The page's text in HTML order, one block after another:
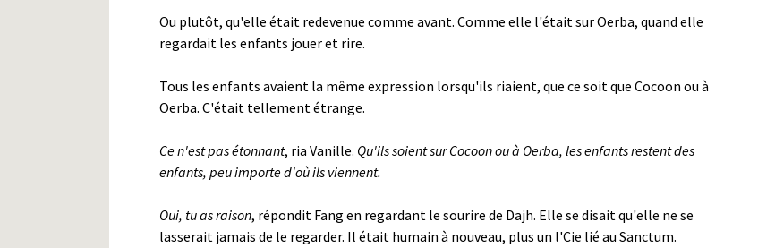
Ou plutôt, qu'elle était redevenue comme avant. Comme elle l'était sur Oerba, quand elle
regardait les enfants jouer et rire.
Tous les enfants avaient la même expression lorsqu'ils riaient, que ce soit que Cocoon ou à
Oerba. C'était tellement étrange.
Ce n'est pas étonnant, ria Vanille. Qu'ils soient sur Cocoon ou à Oerba, les enfants restent des
enfants, peu importe d'où ils viennent.
Oui, tu as raison, répondit Fang en regardant le sourire de Dajh. Elle se disait qu'elle ne se
lasserait jamais de le regarder. Il était humain à nouveau, plus un l'Cie lié au Sanctum.